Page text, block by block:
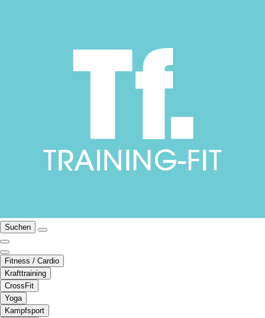
Suchen
Fitness / Cardio
Krafttraining
CrossFit
Yoga
Kampfsport